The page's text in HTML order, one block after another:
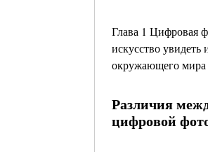
Глава 1 Цифровая
искусство увидеть
окружающего мира
Различия
цифровой